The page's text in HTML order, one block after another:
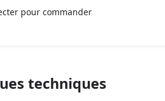
pour commander
techniques